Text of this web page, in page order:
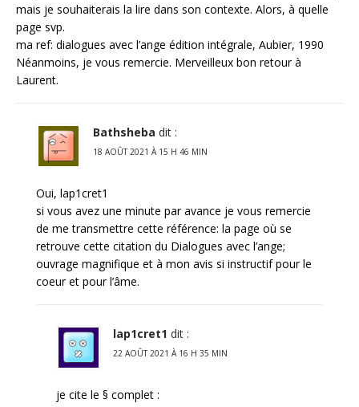
mais je souhaiterais la lire dans son contexte. Alors, à quelle
page svp.
ma ref: dialogues avec l’ange édition intégrale, Aubier, 1990
Néanmoins, je vous remercie. Merveilleux bon retour à
Laurent.
Bathsheba dit :
18 AOÛT 2021 À 15 H 46 MIN
Oui, lap1cret1
si vous avez une minute par avance je vous remercie
de me transmettre cette référence: la page où se
retrouve cette citation du Dialogues avec l’ange;
ouvrage magnifique et à mon avis si instructif pour le
coeur et pour l’âme.
lap1cret1 dit :
22 AOÛT 2021 À 16 H 35 MIN
je cite le § complet :